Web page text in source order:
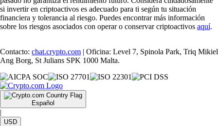
si invertir en criptoactivos es adecuado para ti según tu situación
financiera y tolerancia al riesgo. Puedes encontrar más información
sobre los riesgos asociados con operar o conservar criptoactivos aquí.
Contacto: chat.crypto.com | Oficina: Level 7, Spinola Park, Triq Mikiel
Ang Borg, St Julians SPK 1000 Malta.
Español
|
USD